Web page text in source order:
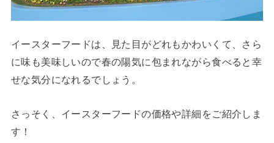
イースターフードは、見た目がどれもかわいくて、さら
に味も美味しいので春の陽気に包まれながら食べると幸
せな気分になれるでしょう。
さっそく、イースターフードの価格や詳細をご紹介しま
す！